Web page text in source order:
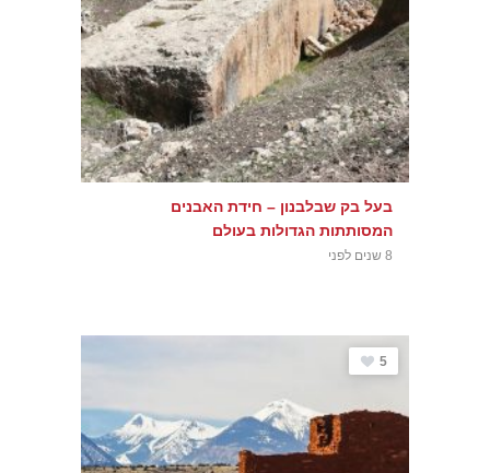
בעל בק שבלבנון – חידת האבנים
המסותתות הגדולות בעולם
8 שנים לפני
5